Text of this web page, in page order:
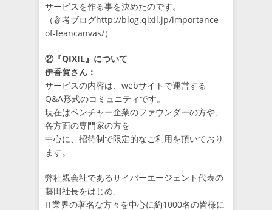
サービスを作る事を決めたのです。
（参考ブログhttp://blog.qixil.jp/importance-
of-leancanvas/）
②『QIXIL』について
伊香賀さん：
サービスの内容は、webサイトで運営する
Q&A形式のコミュニティです。
現在はベンチャー企業のファウンダーの方や、
各方面の専門家の方を
中心に、招待制で限定的なご利用を頂いており
ます。
弊社親会社であるサイバーエージェント代表の
藤田社長をはじめ、
IT業界の著名な方々を中心に約1000名の皆様に